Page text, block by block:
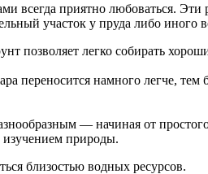
всегда приятно любоваться.
участок у пруда либо
позволяет легко собирать
намного легче, тем
— начиная от
изучением природы.
близостью водных ресурсов.